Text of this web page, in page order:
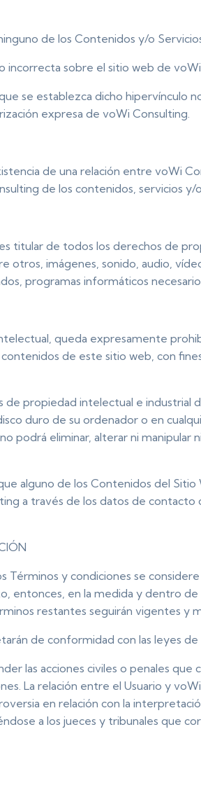
de los Contenidos y/o
incorrecta sobre el sitio web de
se establezca dicho
expresa de voWi Consulting.
de una relación entre voWi
de los contenidos, servicios
titular de todos los derechos de
otros, imágenes, sonido, audio,
programas informáticos
queda expresamente
de este sitio web, con
propiedad intelectual e industrial
duro de su ordenador o en
podrá eliminar, alterar ni
alguno de los Contenidos del
a través de los datos de contacto
Términos y condiciones se
en la medida y dentro de
restantes seguirán vigentes y
de conformidad con las leyes de
las acciones civiles o penales
La relación entre el Usuario y
en relación con la
a los jueces y tribunales que